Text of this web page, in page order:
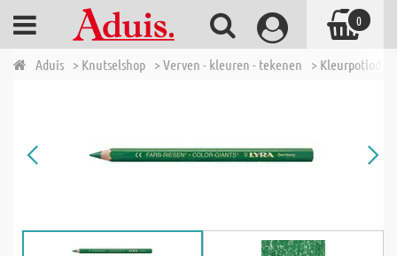
Aduis > Knutselshop > Verven - kleuren - tekenen >
0